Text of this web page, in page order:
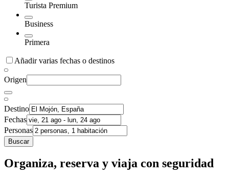
Turista Premium
Business
Primera
Añadir varias fechas o destinos
Origen
Destino
Fechas
Personas
Buscar
Organiza, reserva y viaja con seguridad